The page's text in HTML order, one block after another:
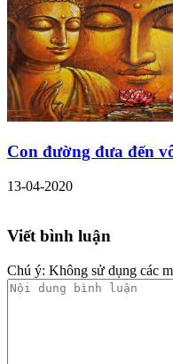
Con đường đưa đến
13-04-2020
Viết bình luận
Chú ý: Không sử dụng các